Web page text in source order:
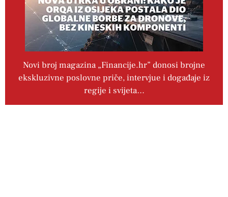
Novi broj magazina „Financije.hr” donosi brojne
ekskluzivne poslovne priče, intervjue i događaje iz
regije i svijeta…